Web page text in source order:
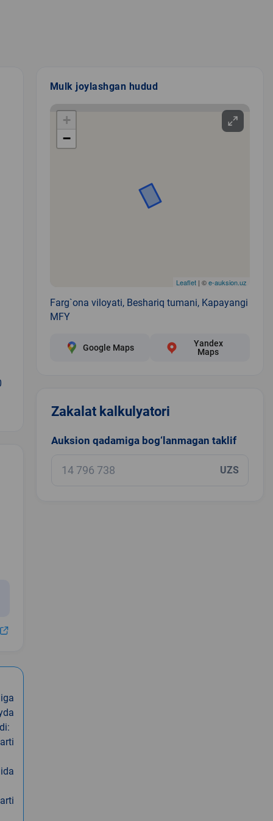
Mulk joylashgan hudud
+
−
Leaflet| ©e-auksion.uz
Farg`ona viloyati, Beshariq tumani, Kapayangi
MFY
Google Maps
Yandex
Maps
Zakalat kalkulyatori
Auksion qadamiga bog‘lanmagan taklif
UZS